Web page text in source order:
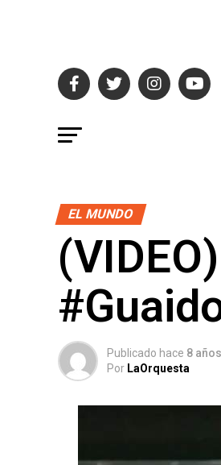
EL MUNDO
Publicado hace 8 años
Por LaOrquesta